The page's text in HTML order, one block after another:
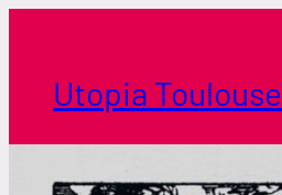
contenuUtopia Toulouse